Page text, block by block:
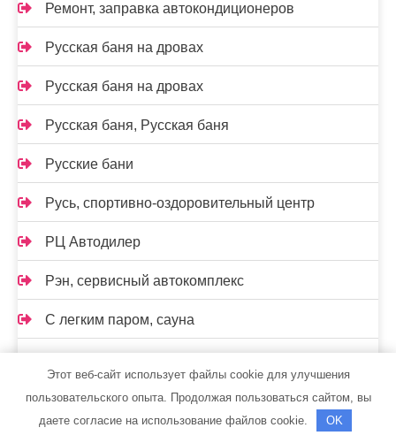
Ремонт, заправка автокондиционеров
Русская баня на дровах
Русская баня на дровах
Русская баня, Русская баня
Русские бани
Русь, спортивно-оздоровительный центр
РЦ Автодилер
Рэн, сервисный автокомплекс
С легким паром, сауна
Сауна, Сауна
Этот веб-сайт использует файлы cookie для улучшения
пользовательского опыта. Продолжая пользоваться сайтом, вы
даете согласие на использование файлов cookie.
OK